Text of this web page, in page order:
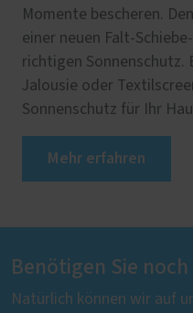
Momente bescheren.
einer neuen Falt-
richtigen Sonnenschutz.
Jalousie oder
Sonnenschutz für Ihr
Mehr erfahren
Benötigen Sie
Natürlich können wir auf